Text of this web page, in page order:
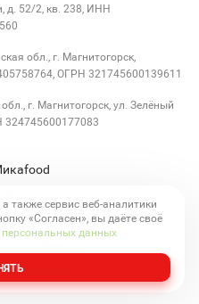
также сервис веб-аналитики
«Согласен», вы даёте своё
данных
д. 52/2, кв. 238, ИНН
обл., г. Магнитогорск,
ОГРН 321745600139611
г. Магнитогорск, ул. Зелёный
324745600177083
персональных данных